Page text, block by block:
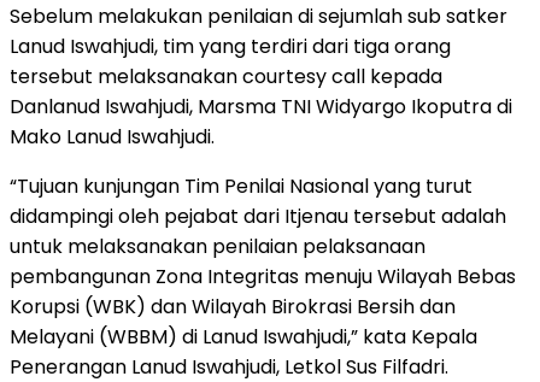
Sebelum melakukan penilaian di sejumlah sub satker
Lanud Iswahjudi, tim yang terdiri dari tiga orang
tersebut melaksanakan courtesy call kepada
Danlanud Iswahjudi, Marsma TNI Widyargo Ikoputra di
Mako Lanud Iswahjudi.
“Tujuan kunjungan Tim Penilai Nasional yang turut
didampingi oleh pejabat dari Itjenau tersebut adalah
untuk melaksanakan penilaian pelaksanaan
pembangunan Zona Integritas menuju Wilayah Bebas
Korupsi (WBK) dan Wilayah Birokrasi Bersih dan
Melayani (WBBM) di Lanud Iswahjudi,” kata Kepala
Penerangan Lanud Iswahjudi, Letkol Sus Filfadri.